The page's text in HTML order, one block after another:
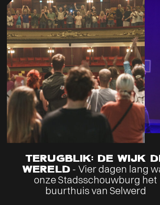
TERUGBLIK: DE WIJK
WERELD - Vier dagen lang
onze Stadsschouwburg het
buurthuis van Selwerd